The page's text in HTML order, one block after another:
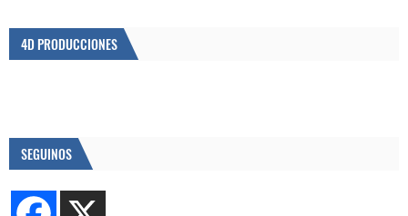
4D PRODUCCIONES
SEGUINOS